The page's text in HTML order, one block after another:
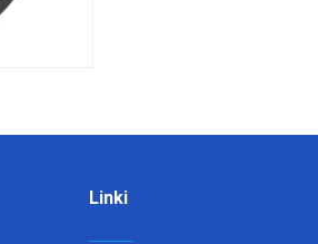
Linki